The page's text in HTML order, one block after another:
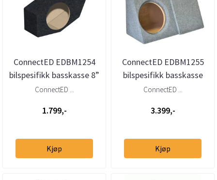
ConnectED EDBM1254
bilspesifikk basskasse 8”
BMW 3-serie Compact
ConnectED ...
1.799,-
Kjøp
ConnectED EDBM1255
bilspesifikk basskasse
12” BMW 3-serie (E46)
ConnectED ...
3.399,-
Kjøp